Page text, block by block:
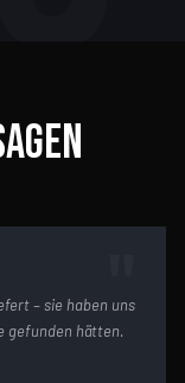
"
– sie haben uns
gefunden hätten.